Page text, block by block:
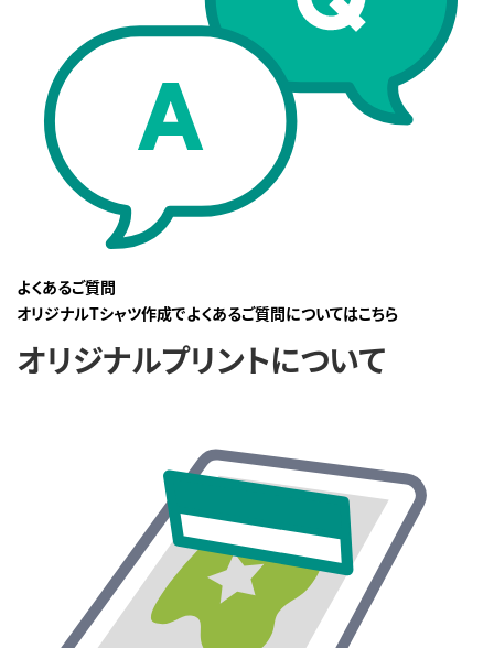
よくあるご質問
オリジナルTシャツ作成でよくあるご質問についてはこちら
オリジナルプリントについて